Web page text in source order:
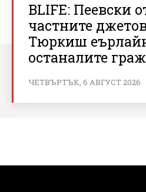
BLIFE: Пеевски
частните
Тюркиш
останалите
ЧЕТВЪРТЪК, 6 АВГУСТ 2026